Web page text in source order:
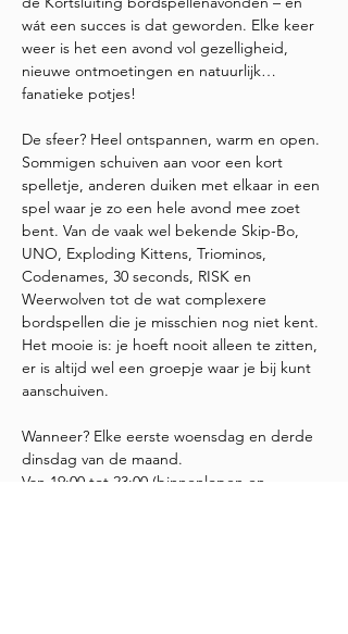
wát een succes is dat geworden. Elke keer
weer is het een avond vol gezelligheid,
nieuwe ontmoetingen en natuurlijk…
fanatieke potjes!
De sfeer? Heel ontspannen, warm en open.
Sommigen schuiven aan voor een kort
spelletje, anderen duiken met elkaar in een
spel waar je zo een hele avond mee zoet
bent. Van de vaak wel bekende Skip-Bo,
UNO, Exploding Kittens, Triominos,
Codenames, 30 seconds, RISK en
Weerwolven tot de wat complexere
bordspellen die je misschien nog niet kent.
Het mooie is: je hoeft nooit alleen te zitten,
er is altijd wel een groepje waar je bij kunt
aanschuiven.
Wanneer? Elke eerste woensdag en derde
dinsdag van de maand.
Van 19:00 tot 23:00 (binnenlopen en